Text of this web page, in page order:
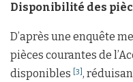
Disponibilité des
D’après une enquête
pièces courantes de
disponibles
[3] ,